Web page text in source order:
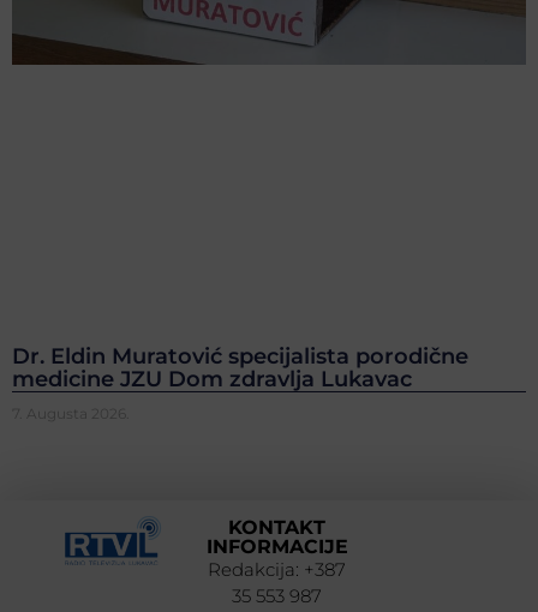
Dr. Eldin Muratović specijalista porodične
medicine JZU Dom zdravlja Lukavac
7. Augusta 2026.
KONTAKT
INFORMACIJE
Redakcija: +387
35 553 987